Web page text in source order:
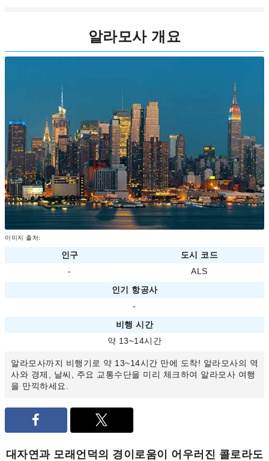
알라모사 개요
이미지 출처:
인구
도시 코드
-
ALS
인기 항공사
-
비행 시간
약 13~14시간
알라모사까지 비행기로 약 13~14시간 만에 도착! 알라모사의 역
사와 경제, 날씨, 주요 교통수단을 미리 체크하여 알라모사 여행
을 만끽하세요.
대자연과 모래언덕의 경이로움이 어우러진 콜로라도